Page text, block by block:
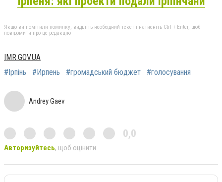
Якщо ви помітили помилку, виділіть необхідний текст і натисніть Ctrl + Enter, щоб
повідомити про це редакцію
IMR.GOV.UA
#Ірпінь
#Ирпень #громадський бюджет #голосування
Andrey Gaev
0,0
Авторизуйтесь, щоб оцінити